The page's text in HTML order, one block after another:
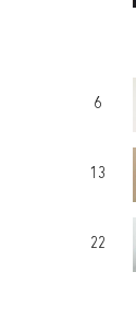
6
13
22